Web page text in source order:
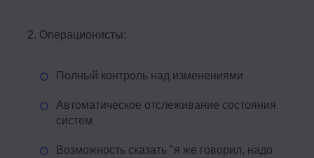
Операционисты:
Полный контроль над изменениями
Автоматическое отслеживание состояния
систем
Возможность сказать "я же говорил, надо